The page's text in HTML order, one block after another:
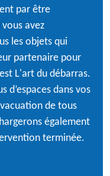
par être
avez
les objets qui
partenaire pour
L'art du débarras.
d’espaces dans vos
de tous
également
terminée.